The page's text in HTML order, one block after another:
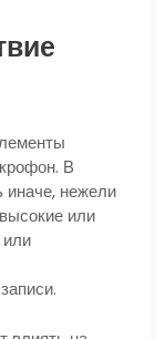
В
иначе, нежели
или